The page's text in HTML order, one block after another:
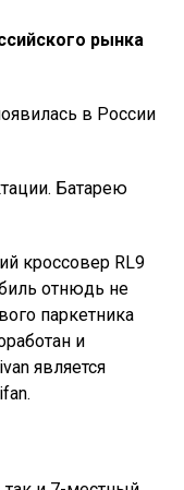
рынка
Батарею
кроссовер RL9
отнюдь не
паркетника
и
является